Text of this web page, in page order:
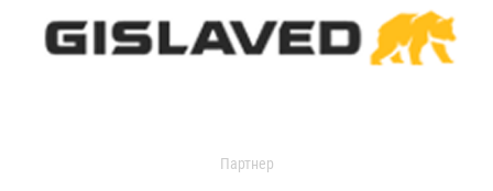
Партнер